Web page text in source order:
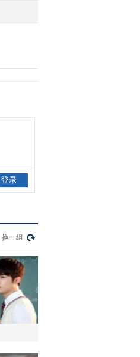
换一组